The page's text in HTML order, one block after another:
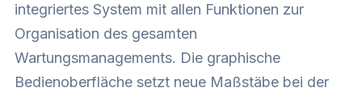
integriertes System mit allen Funktionen zur
Organisation des gesamten
Wartungsmanagements. Die graphische
Bedienoberfläche setzt neue Maßstäbe bei der